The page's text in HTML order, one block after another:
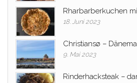
Rharbarberkuchen
18. Juni 2023
Christiansø –
9. Mai 2023
Rinderhacksteak –